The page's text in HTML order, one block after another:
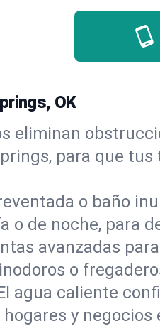
OK
eliminan
para que
o baño
o de noche, para
avanzadas
o
agua caliente
y